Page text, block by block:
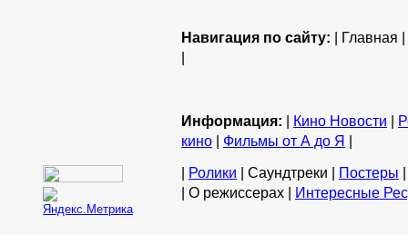
Навигация по сайту: | Главная |
|
Информация: | Кино Новости |
кино | Фильмы от А до Я |
| Ролики | Саундтреки | Постеры
| О режиссерах | Интересные